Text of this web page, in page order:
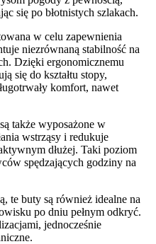
się po błotnistych szlakach.
w celu zapewnienia
niezrównaną stabilność na
Dzięki ergonomicznemu
się do kształtu stopy,
komfort, nawet
także wyposażone w
wstrząsy i redukuje
dłużej. Taki poziom
spędzających godziny na
te buty są również idealne na
po dniu pełnym odkryć.
jednocześnie